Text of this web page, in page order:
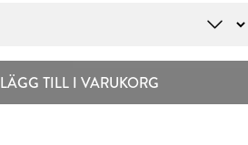
LÄGG TILL I VARUKORG